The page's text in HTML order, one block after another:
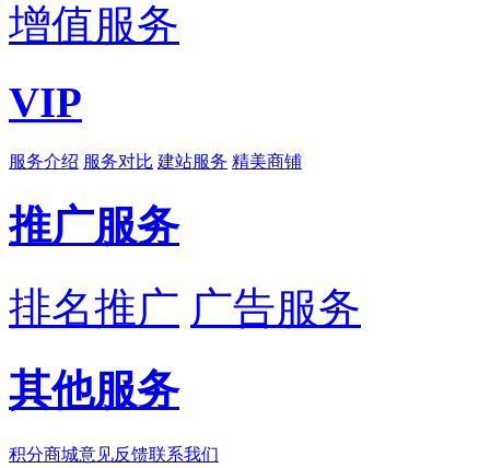
增值服务
VIP
服务介绍 服务对比 建站服务 精美商铺
推广服务
排名推广 广告服务
其他服务
积分商城意见反馈联系我们